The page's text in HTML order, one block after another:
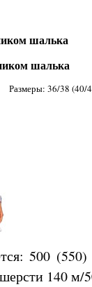
шалька
шалька
Размеры: 36/38 (40/
500 (550)
140 м/